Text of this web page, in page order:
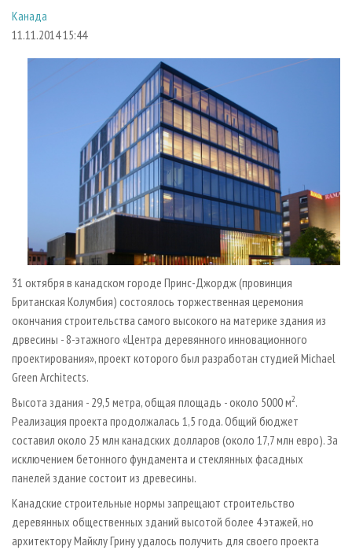
СУШКА ДРЕВЕСИНЫ
ПРОИЗВОДСТВО ДРЕВЕСНЫХ ПЛИТ
ДЕРЕВЯННОЕ ДОМОСТРОЕНИЕ
ПРОИЗВОДСТВО МЕБЕЛИ
БИОЭНЕРГЕТИКА
ИНСТРУМЕНТ И МАТЕРИАЛЫ
ПЕРСОНЫ
МОБИЛЬНЫЕ ВЫСТАВКИ
ОФИЦИАЛЬНЫЕ ДЕЛЕГАЦИИ
ПРИОРИТЕТНЫЕ ИНВЕСТПРОЕКТЫ
RUSSIAN FORESTRY REVIEW
ГАЗЕТА ЛЕСПРОМФОРУМ
БИБЛИОТЕКА СПЕЦИАЛИСТА
КОНТАКТЫ
РЕКЛАМОДАТЕЛЯМ
РЕКЛАМА
РЕКЛАМА НА САЙТЕ
Канада
11.11.2014 15:44
31 октября в канадском городе Принс-Джордж (провинция
Британская Колумбия) состоялось торжественная церемония
окончания строительства самого высокого на материке здания из
дрвесины - 8-этажного «Центра деревянного инновационного
проектирования», проект которого был разработан студией Michael
Green Architects.
Высота здания - 29,5 метра, общая площадь - около 5000 м2.
Реализация проекта продолжалась 1,5 года. Общий бюджет
составил около 25 млн канадских долларов (около 17,7 млн евро). За
исключением бетонного фундамента и стеклянных фасадных
панелей здание состоит из древесины.
Канадские строительные нормы запрещают строительство
деревянных общественных зданий высотой более 4 этажей, но
архитектору Майклу Грину удалось получить для своего проекта